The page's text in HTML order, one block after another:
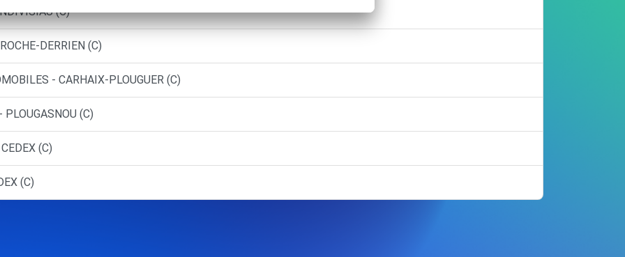
(C)
DERRIEN (C)
- CARHAIX-PLOUGUER (C)
(C)
(C)
(C)